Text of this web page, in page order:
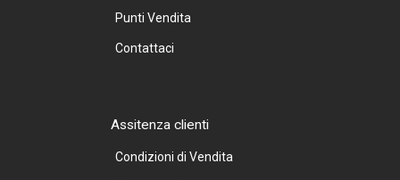
Punti Vendita
Contattaci
Assitenza clienti
Condizioni di Vendita